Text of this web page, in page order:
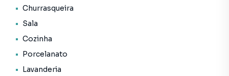
* Alto padrão de acabamento;
* Infraestrutura para ar condicionado tipo split;
* Portas e rodapés laqueados;
* Rebaixo em gesso.
Churrasqueira
Sala
Cozinha
Porcelanato
Lavanderia